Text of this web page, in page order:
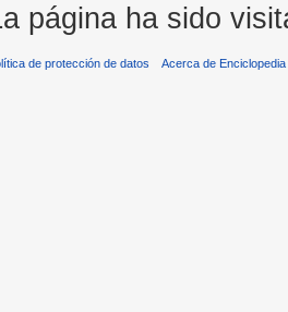
página ha sido
de protección de datos Acerca de